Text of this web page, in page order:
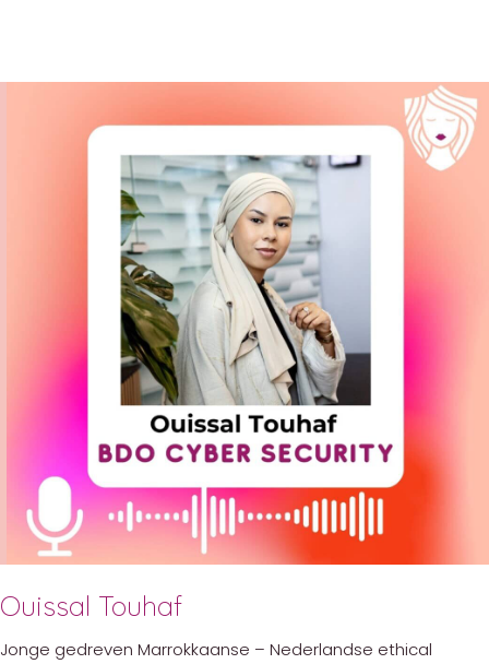
Ouissal Touhaf
Jonge gedreven Marrokkaanse – Nederlandse ethical